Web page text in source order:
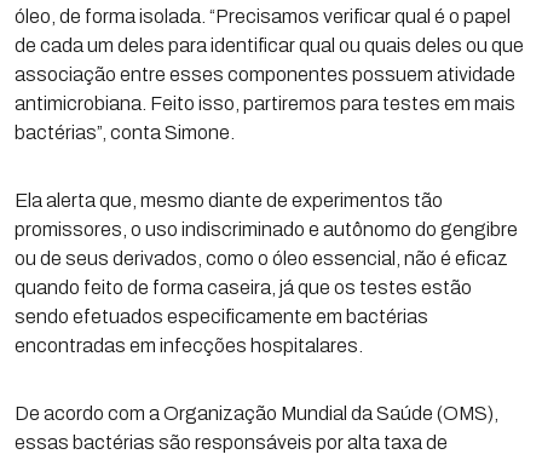
óleo, de forma isolada. “Precisamos verificar qual é o papel
de cada um deles para identificar qual ou quais deles ou que
associação entre esses componentes possuem atividade
antimicrobiana. Feito isso, partiremos para testes em mais
bactérias”, conta Simone.
Ela alerta que, mesmo diante de experimentos tão
promissores, o uso indiscriminado e autônomo do gengibre
ou de seus derivados, como o óleo essencial, não é eficaz
quando feito de forma caseira, já que os testes estão
sendo efetuados especificamente em bactérias
encontradas em infecções hospitalares.
De acordo com a Organização Mundial da Saúde (OMS),
essas bactérias são responsáveis por alta taxa de